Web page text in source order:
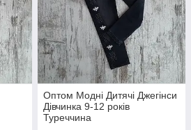
Оптом Модні Дитячі Джегінси
Дівчинка 9-12 років
Туреччина